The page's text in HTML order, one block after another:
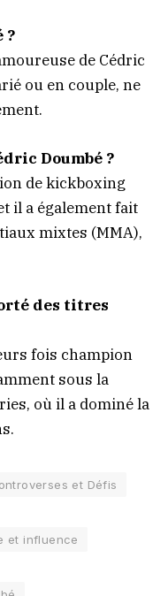
?
de Cédric
ou en couple, ne
Doumbé ?
de kickboxing
il a également fait
mixtes (MMA),
des titres
fois champion
sous la
où il a dominé la
et Défis
et influence